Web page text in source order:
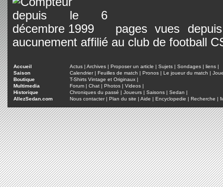
pages vues
aucunement affilié au club de football
Accueil Actus | Archives | Proposer un article | Sujets | Sondages | liens |
Saison
Calendrier| Feuilles de match | Pronos | Le joueur du match |
Boutique
T-Shirts Vintage et Originaux |
Multimedia
Forum | Chat | Photos | Videos |
Historique
Chroniques du passé | Joueurs | Saisons | Sedan |
AllezSedan.com
Nous contacter| Plan du site | Aide | Encyclopedie | Recherche |